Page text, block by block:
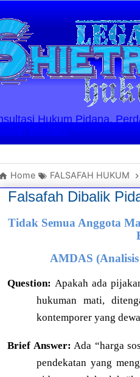
Hukum Pidana,
Berlaku
Home FALSAFAH HUKUM
Falsafah Dibalik
Tidak Semua Anggota
AMDAS
Question: Apakah ada
hukuman mati,
kontemporer yang
Brief Answer: Ada “harga
pendekatan yang